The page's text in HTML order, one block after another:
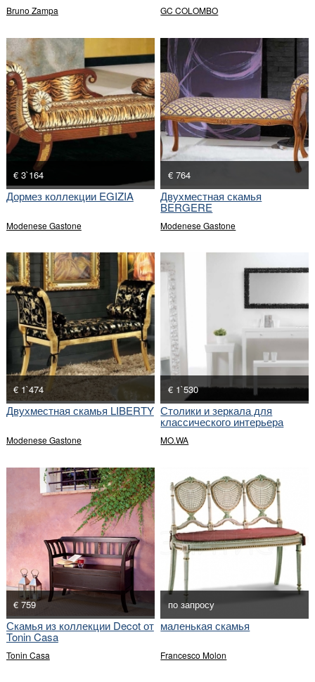
Bruno Zampa GC COLOMBO
€ 3`164
Дормез коллекции EGIZIA
Modenese Gastone
€ 764
Двухместная скамья
BERGERE
Modenese Gastone
€ 1`474
Двухместная скамья LIBERTY
Modenese Gastone
€ 1`530
Столики и зеркала для
классического интерьера
MO.WA
€ 759
Скамья из коллекции Decot от
Tonin Casa
Tonin Casa
по запросу
маленькая скамья
Francesco Molon